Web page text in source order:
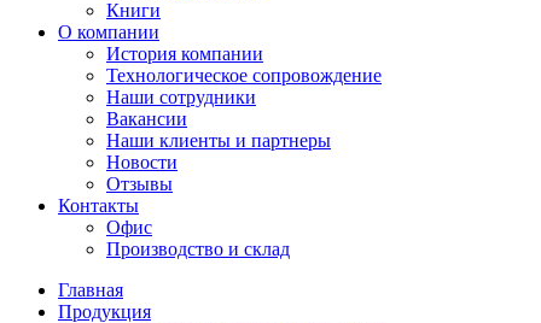
Книги
О компании
История компании
Технологическое сопровождение
Наши сотрудники
Вакансии
Наши клиенты и партнеры
Новости
Отзывы
Контакты
Офис
Производство и склад
Главная
Продукция